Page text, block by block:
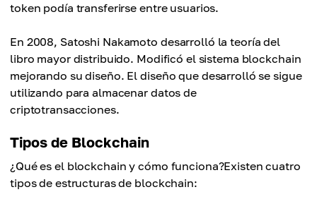
token podía transferirse entre usuarios.
En 2008, Satoshi Nakamoto desarrolló la teoría del
libro mayor distribuido. Modificó el sistema blockchain
mejorando su diseño. El diseño que desarrolló se sigue
utilizando para almacenar datos de
criptotransacciones.
Tipos de Blockchain
¿Qué es el blockchain y cómo funciona?Existen cuatro
tipos de estructuras de blockchain: